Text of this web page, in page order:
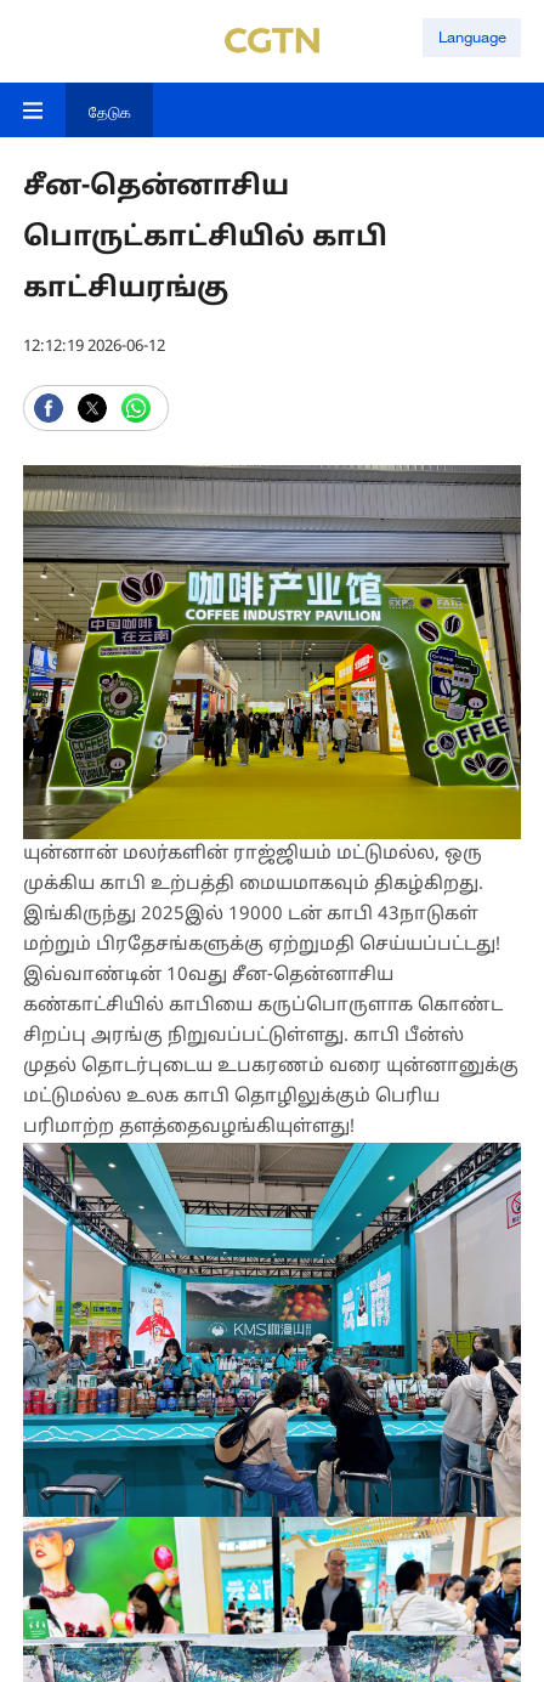
Language
தேடுக
சீன-தென்னாசிய
பொருட்காட்சியில் காபி
காட்சியரங்கு
12:12:19 2026-06-12
யுன்னான் மலர்களின் ராஜ்ஜியம் மட்டுமல்ல, ஒரு
முக்கிய காபி உற்பத்தி மையமாகவும் திகழ்கிறது.
இங்கிருந்து 2025இல் 19000 டன் காபி 43நாடுகள்
மற்றும் பிரதேசங்களுக்கு ஏற்றுமதி செய்யப்பட்டது!
இவ்வாண்டின் 10வது சீன-தென்னாசிய
கண்காட்சியில் காபியை கருப்பொருளாக கொண்ட
சிறப்பு அரங்கு நிறுவப்பட்டுள்ளது. காபி பீன்ஸ்
முதல் தொடர்புடைய உபகரணம் வரை யுன்னானுக்கு
மட்டுமல்ல உலக காபி தொழிலுக்கும் பெரிய
பரிமாற்ற தளத்தைவழங்கியுள்ளது!